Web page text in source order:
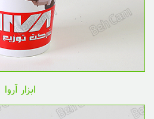
ابزار آروا